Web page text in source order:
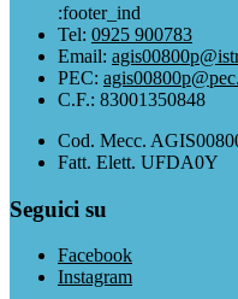
:footer_ind
Tel: 0925 900783
Email:
PEC:
C.F.: 83001350848
Cod. Mecc.
Fatt. Elett. UFDA0Y
Seguici su
Facebook
Instagram